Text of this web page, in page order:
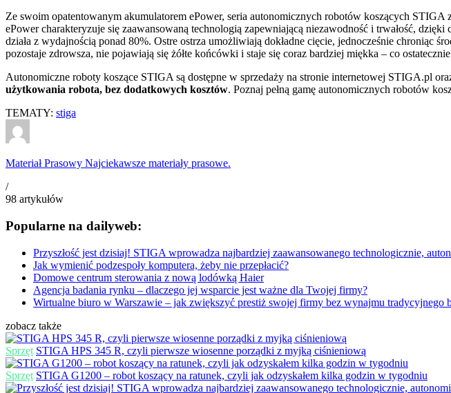
Ze swoim opatentowanym akumulatorem ePower, seria autonomicznych robotów koszących
ePower charakteryzuje się zaawansowaną technologią zapewniającą niezawodność i trwałość,
działa z wydajnością ponad 80%. Ostre ostrza umożliwiają dokładne cięcie, jednocześnie chroniąc
pozostaje zdrowsza, nie pojawiają się żółte końcówki i staje się coraz bardziej miękka – co
Autonomiczne roboty koszące STIGA są dostępne w sprzedaży na stronie internetowej STIGA.pl
użytkowania robota, bez dodatkowych kosztów. Poznaj pełną gamę autonomicznych robotów
TEMATY: stiga
Materiał Prasowy Najciekawsze materiały prasowe.
/
98 artykułów
Popularne na dailyweb:
Przyszłość jest dzisiaj! STIGA wprowadza najbardziej zaawansowanego technologicznie,
Jak wymienić podzespoły komputera, żeby nie przepłacić?
Domowe centrum sterowania z nową lodówką Haier
Agencja badania rynku – dlaczego jej wsparcie jest ważne dla Twojej firmy?
Wirtualne biuro w Warszawie – jak zwiększyć prestiż swojej firmy bez wynajmu tradycyjnego
zobacz także
Sprzęt STIGA HPS 345 R, czyli pierwsze wiosenne porządki z myjką ciśnieniową
Sprzęt STIGA G1200 – robot koszący na ratunek, czyli jak odzyskałem kilka godzin w tygodniu